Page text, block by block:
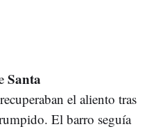
Santa
el aliento tras
El barro seguía